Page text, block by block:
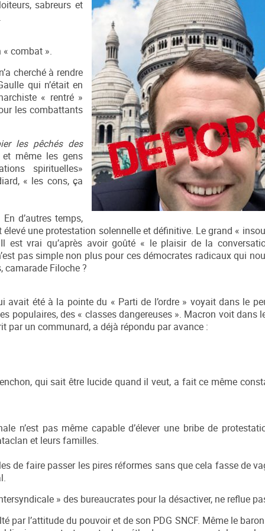
sabreurs et
combat ».
cherché à rendre
qui n’était en
« rentré »
les combattants
les pêchés des
même les gens
spirituelles»
« les cons, ça
d’autres temps,
une protestation solennelle et définitive. Le grand «
est vrai qu’après avoir goûté « le plaisir de la
pas simple non plus pour ces démocrates radicaux qui
camarade Filoche ?
avait été à la pointe du « Parti de l’ordre » voyait dans le
populaires, des « classes dangereuses ». Macron voit dans
par un communard, a déjà répondu par avance :
qui sait être lucide quand il veut, a fait ce même
n’est pas même capable d’élever une bribe de
et leurs familles.
de faire passer les pires réformes sans que cela fasse de
» des bureaucrates pour la désactiver, ne reflue
par l’attitude du pouvoir et de son PDG SNCF. Même le